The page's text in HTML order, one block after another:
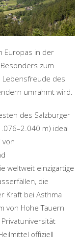
Europas in der
zum
des
umrahmt wird.
des Salzburger
m) ideal
von
weltweit einzigartige
die
Kraft bei Asthma
von Hohe Tauern
offiziell